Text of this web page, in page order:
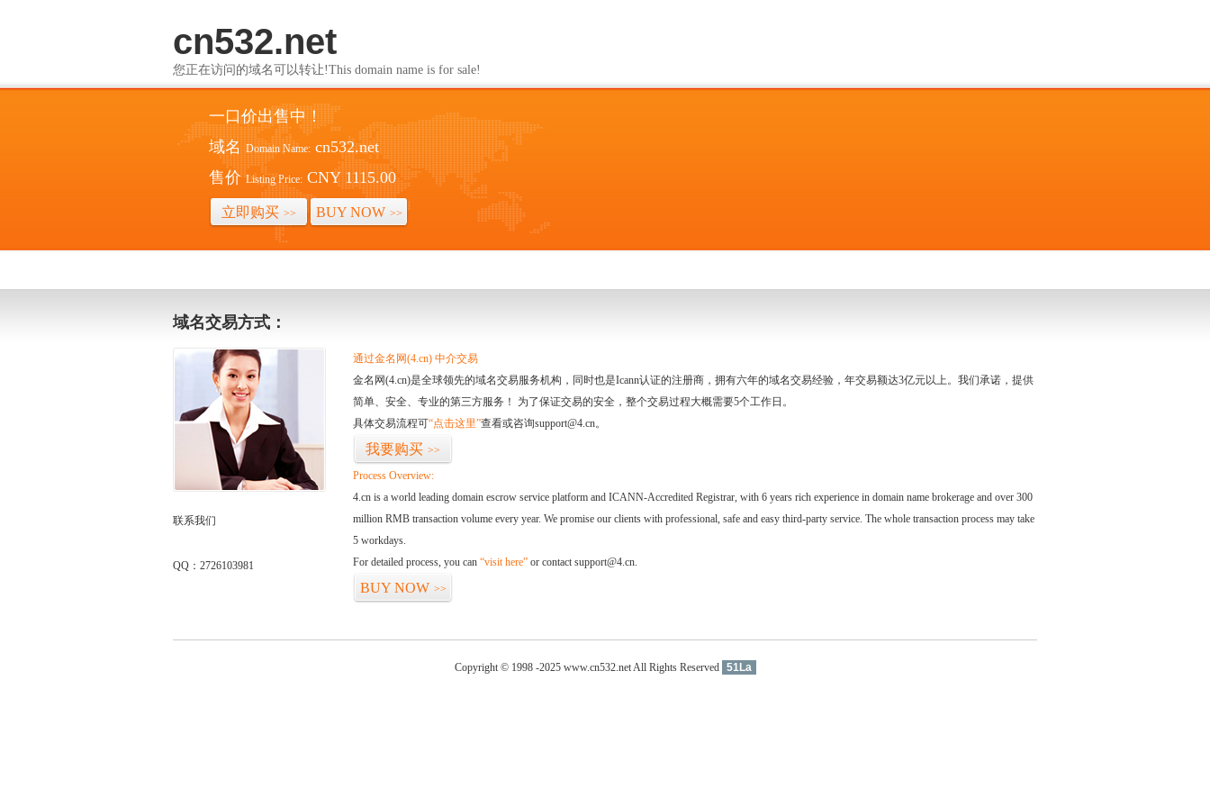
cn532.net
您正在访问的域名可以转让!This domain name is for sale!
一口价出售中！
域名 Domain Name: cn532.net
售价 Listing Price: CNY 1115.00
立即购买 >> BUY NOW >>
域名交易方式：
联系我们
QQ：2726103981
通过金名网(4.cn) 中介交易
金名网(4.cn)是全球领先的域名交易服务机构，同时也是Icann认证的注册商，拥有六年的域名交易经验，年交易额达3亿元以上。我们承诺，提供
简单、安全、专业的第三方服务！ 为了保证交易的安全，整个交易过程大概需要5个工作日。
具体交易流程可“点击这里”查看或咨询support@4.cn。
我要购买 >>
Process Overview:
4.cn is a world leading domain escrow service platform and ICANN-Accredited Registrar, with 6 years rich experience in domain name brokerage and over 300
million RMB transaction volume every year. We promise our clients with professional, safe and easy third-party service. The whole transaction process may take
5 workdays.
For detailed process, you can “visit here” or contact support@4.cn.
BUY NOW >>
Copyright © 1998 -2025 www.cn532.net All Rights Reserved 51La